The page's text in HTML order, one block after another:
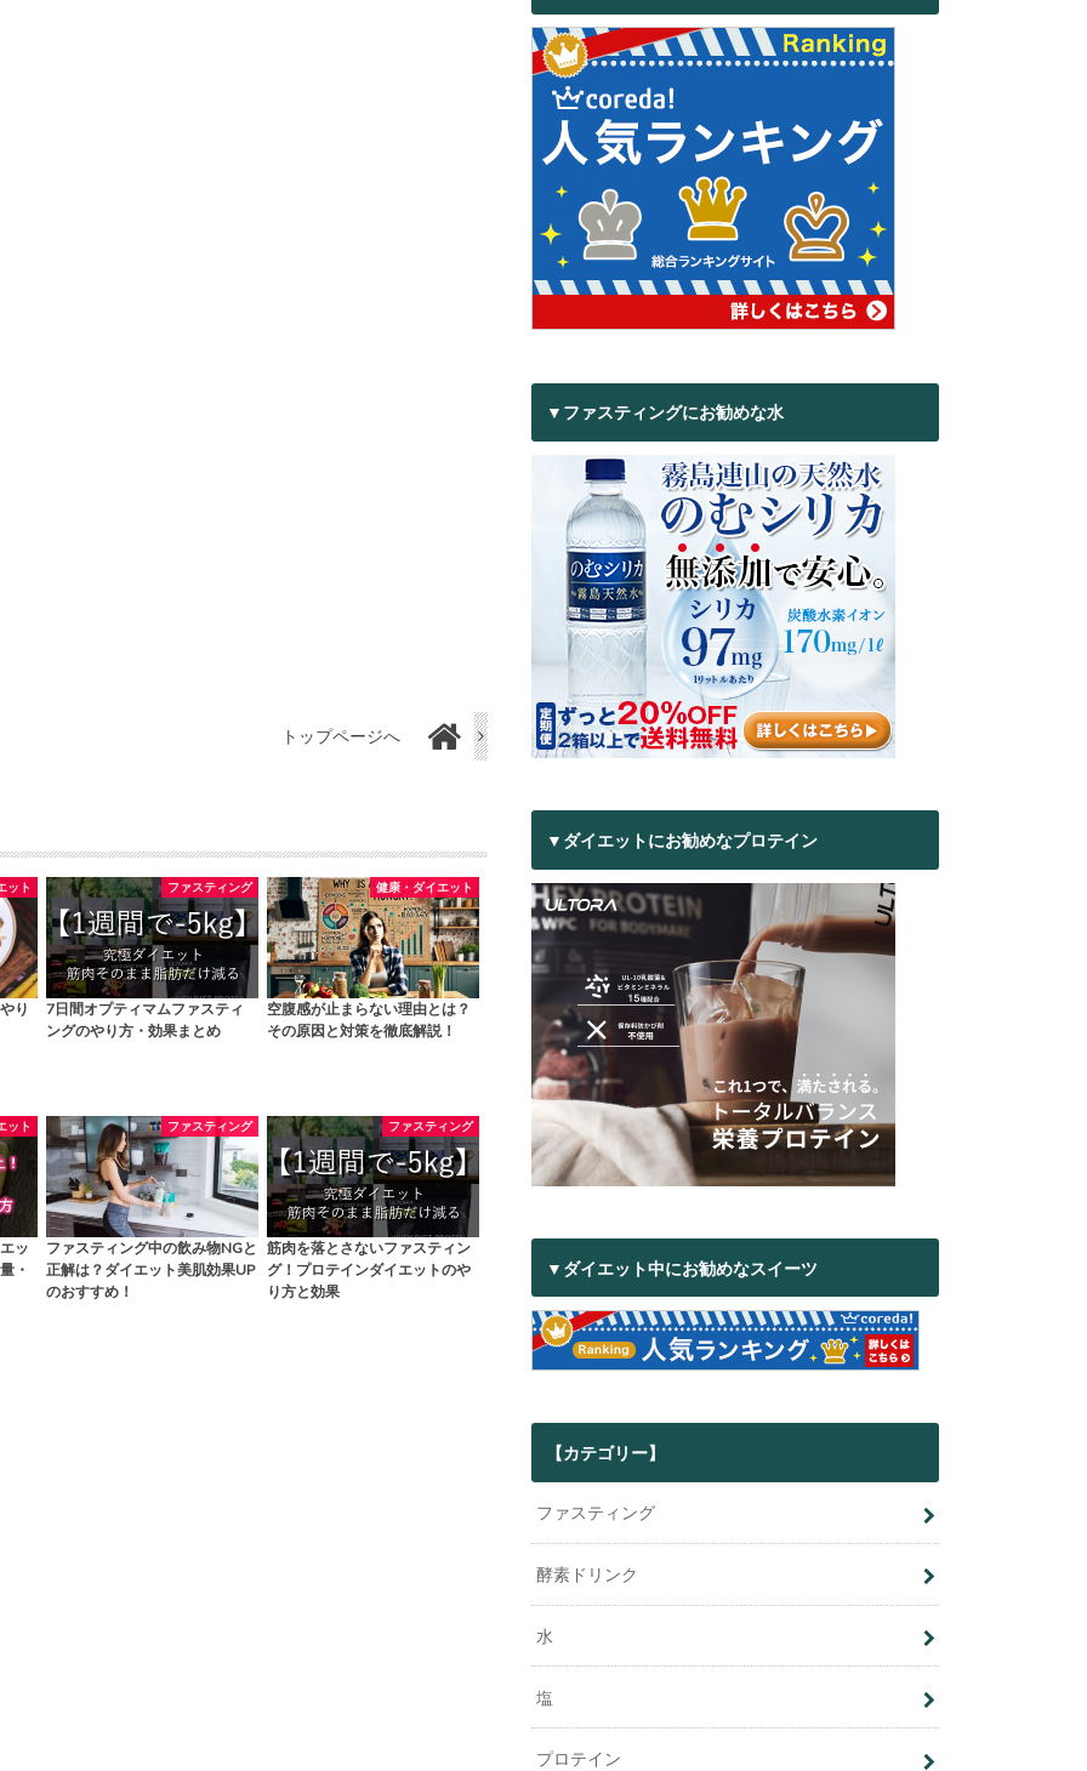
トップページへ
ット
り
ファスティング
7日間オプティマムファスティ
ングのやり方・効果まとめ
健康・ダイエット
空腹感が止まらない理由とは？
その原因と対策を徹底解説！
ット
ッ
・
ファスティング
ファスティング中の飲み物NGと
正解は？ダイエット美肌効果UP
のおすすめ！
ファスティング
筋肉を落とさないファスティン
グ！プロテインダイエットのや
り方と効果
▼ファスティングにお勧めな水
▼ダイエットにお勧めなプロテイン
▼ダイエット中にお勧めなスイーツ
【カテゴリー】
ファスティング
酵素ドリンク
水
塩
プロテイン